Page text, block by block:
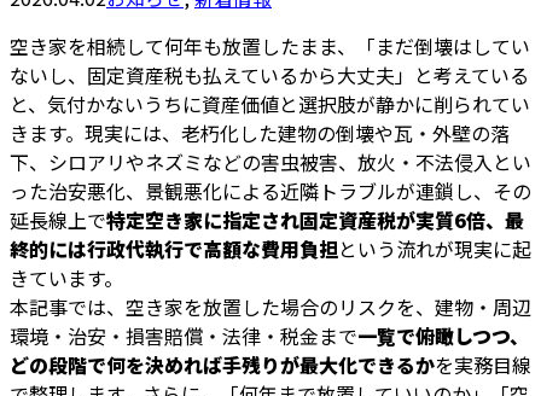
空き家を相続して何年も放置したまま、「まだ倒壊はしてい
ないし、固定資産税も払えているから大丈夫」と考えている
と、気付かないうちに資産価値と選択肢が静かに削られてい
きます。現実には、老朽化した建物の倒壊や瓦・外壁の落
下、シロアリやネズミなどの害虫被害、放火・不法侵入とい
った治安悪化、景観悪化による近隣トラブルが連鎖し、その
延長線上で特定空き家に指定され固定資産税が実質6倍、最
終的には行政代執行で高額な費用負担という流れが現実に起
きています。
本記事では、空き家を放置した場合のリスクを、建物・周辺
環境・治安・損害賠償・法律・税金まで一覧で俯瞰しつつ、
どの段階で何を決めれば手残りが最大化できるかを実務目線